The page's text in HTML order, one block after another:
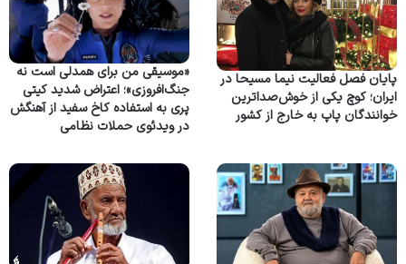
پایان فصل فعالیت نیما مسیحا در
ایران؛ کوچ یکی از خوش‌صداترین
خوانندگان پاپ به خارج از کشور
«موسیقی من برای همدلی است نه
جنگ‌افروزی»؛ اعتراض شدید کیتی
پری به استفاده کاخ سفید از آهنگش
در ویدئوی حملات نظامی